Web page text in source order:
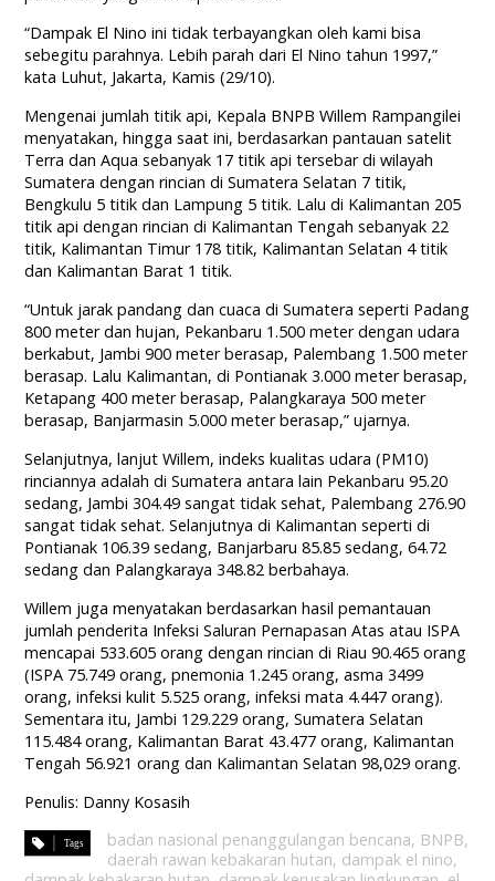
“Dampak El Nino ini tidak terbayangkan oleh kami bisa
sebegitu parahnya. Lebih parah dari El Nino tahun 1997,”
kata Luhut, Jakarta, Kamis (29/10).
Mengenai jumlah titik api, Kepala BNPB Willem Rampangilei
menyatakan, hingga saat ini, berdasarkan pantauan satelit
Terra dan Aqua sebanyak 17 titik api tersebar di wilayah
Sumatera dengan rincian di Sumatera Selatan 7 titik,
Bengkulu 5 titik dan Lampung 5 titik. Lalu di Kalimantan 205
titik api dengan rincian di Kalimantan Tengah sebanyak 22
titik, Kalimantan Timur 178 titik, Kalimantan Selatan 4 titik
dan Kalimantan Barat 1 titik.
“Untuk jarak pandang dan cuaca di Sumatera seperti Padang
800 meter dan hujan, Pekanbaru 1.500 meter dengan udara
berkabut, Jambi 900 meter berasap, Palembang 1.500 meter
berasap. Lalu Kalimantan, di Pontianak 3.000 meter berasap,
Ketapang 400 meter berasap, Palangkaraya 500 meter
berasap, Banjarmasin 5.000 meter berasap,” ujarnya.
Selanjutnya, lanjut Willem, indeks kualitas udara (PM10)
rinciannya adalah di Sumatera antara lain Pekanbaru 95.20
sedang, Jambi 304.49 sangat tidak sehat, Palembang 276.90
sangat tidak sehat. Selanjutnya di Kalimantan seperti di
Pontianak 106.39 sedang, Banjarbaru 85.85 sedang, 64.72
sedang dan Palangkaraya 348.82 berbahaya.
Willem juga menyatakan berdasarkan hasil pemantauan
jumlah penderita Infeksi Saluran Pernapasan Atas atau ISPA
mencapai 533.605 orang dengan rincian di Riau 90.465 orang
(ISPA 75.749 orang, pnemonia 1.245 orang, asma 3499
orang, infeksi kulit 5.525 orang, infeksi mata 4.447 orang).
Sementara itu, Jambi 129.229 orang, Sumatera Selatan
115.484 orang, Kalimantan Barat 43.477 orang, Kalimantan
Tengah 56.921 orang dan Kalimantan Selatan 98,029 orang.
Penulis: Danny Kosasih
badan nasional penanggulangan bencana, BNPB,
daerah rawan kebakaran hutan, dampak el nino,